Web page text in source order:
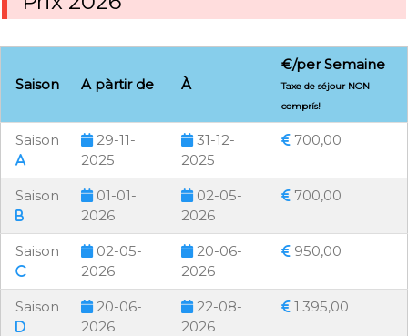
Saison A pàrtir de À
€/per Semaine
Taxe de séjour NON
comprís!
Saison
29-11-
2025
31-12-
2025
700,00
Saison
01-01-
2026
02-05-
2026
700,00
Saison
02-05-
2026
20-06-
2026
950,00
Saison
20-06-
2026
22-08-
2026
1.395,00